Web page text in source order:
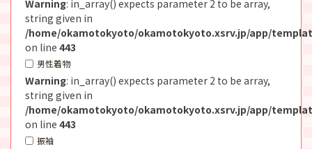
Warning: in_array() expects parameter 2 to be array,
string given in
/home/okamotokyoto/okamotokyoto.xsrv.jp/app/
on line 443
男性着物
Warning: in_array() expects parameter 2 to be array,
string given in
/home/okamotokyoto/okamotokyoto.xsrv.jp/app/
on line 443
振袖